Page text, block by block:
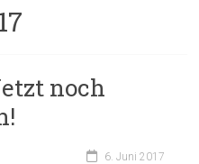
noch
6. Juni 2017